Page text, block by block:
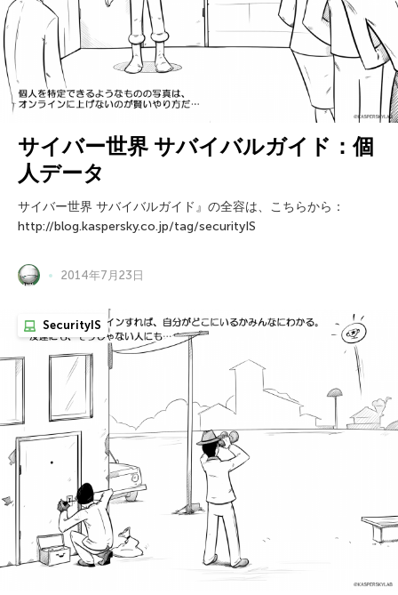
サイバー世界 サバイバルガイド：個
人データ
サイバー世界 サバイバルガイド』の全容は、こちらから：
http://blog.kaspersky.co.jp/tag/securityIS
2014年7月23日
SecurityIS